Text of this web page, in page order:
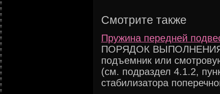
Смотрите также
Пружина передней
ПОРЯДОК ВЫПОЛНЕНИЯ
подъемник или
(см. подраздел 4.1.2,
стабилизатора